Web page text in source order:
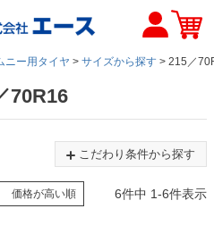
ニー用タイヤ サイズから探す 215／
70R16
こだわり条件から探す
価格が高い順 6件中 1-6件表示